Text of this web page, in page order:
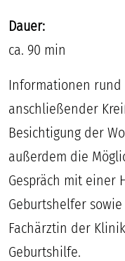
Dauer:
ca. 90 min
Informationen
anschließender
Besichtigung der
außerdem die
Gespräch mit einer
Geburtshelfer
Fachärztin der
Geburtshilfe.